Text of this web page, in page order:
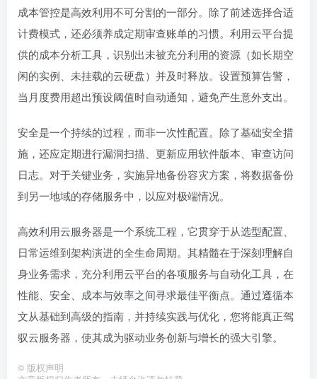
成本管控是高效利用不可分割的一部分。除了前述选择合适
计费模式，还必须养成定期审查账单的习惯。利用云平台提
供的成本分析工具，识别出未被充分利用的资源（如长期空
闲的实例、未挂载的云硬盘）并及时释放。设置预算告警，
当月度费用超出预设阈值时自动通知，避免产生意外支出。
安全是一个持续的过程，而非一次性配置。除了基础安全措
施，还应定期进行漏洞扫描、更新应用软件版本、审查访问
日志。对于关键业务，实施异地备份容灾方案，将数据备份
到另一地域的存储服务中，以应对极端情况。
高效利用云服务器是一个系统工程，它贯穿于从选型配置、
日常运维到架构演进的全生命周期。其精髓在于深刻理解自
身业务需求，充分利用云平台的各项服务与自动化工具，在
性能、安全、成本与效率之间寻求最佳平衡点。通过遵循本
文从基础到高级的指南，并持续实践与优化，您将能真正驾
驭云服务器，使其成为驱动业务创新与增长的强大引擎。
© 版权声明